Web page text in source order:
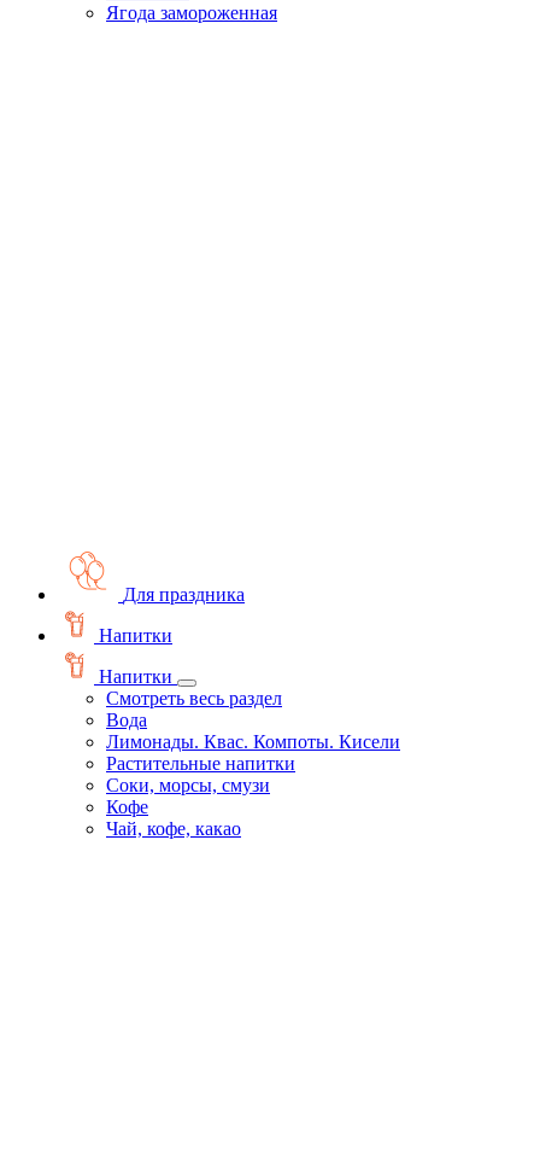
Ягода замороженная
Для праздника
Напитки
Напитки
Смотреть весь раздел
Вода
Лимонады. Квас. Компоты. Кисели
Растительные напитки
Соки, морсы, смузи
Кофе
Чай, кофе, какао